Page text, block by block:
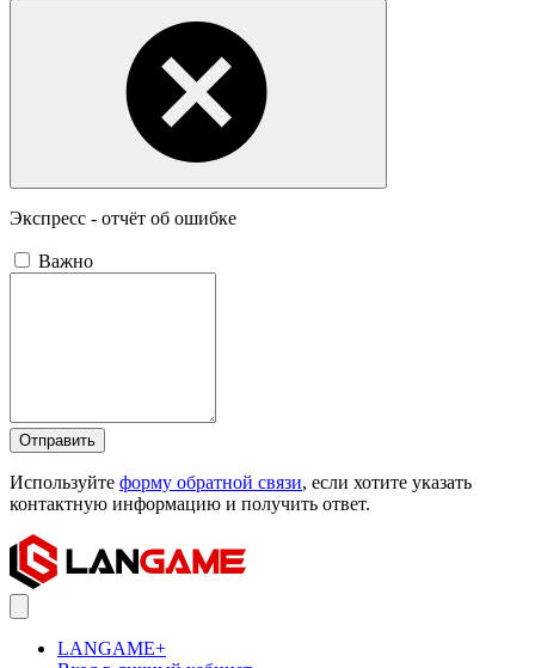
Экспресс - отчёт об ошибке
Важно
Отправить
Используйте форму обратной связи, если хотите указать
контактную информацию и получить ответ.
LANGAME+